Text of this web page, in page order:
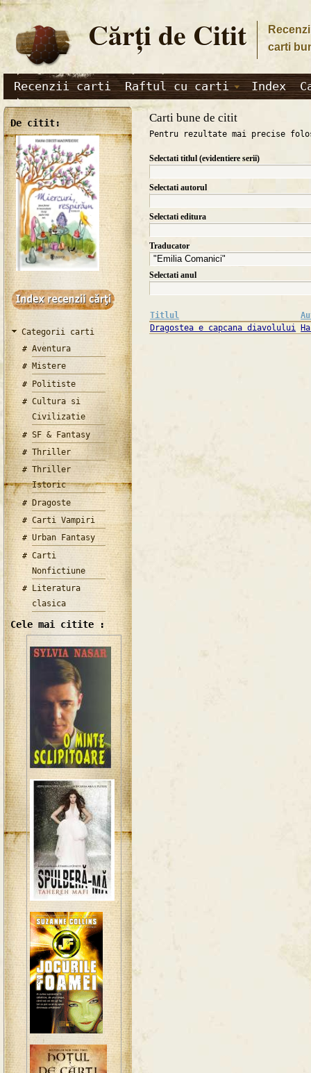
Cărţi de Citit
carti
Recenzii carti Raftul cu carti Index
De citit:
Categorii carti
Aventura
Mistere
Politiste
Cultura si
Civilizatie
SF & Fantasy
Thriller
Thriller
Istoric
Dragoste
Carti Vampiri
Urban Fantasy
Carti
Nonfictiune
Literatura
clasica
Cele mai citite :
Carti bune de citit
Pentru rezultate mai precise
Selectati titlul (evidentiere serii)
Selectati autorul
Selectati editura
Traducator
Selectati anul
Titlul
Dragostea e capcana diavolului